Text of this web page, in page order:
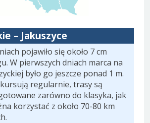
– Jakuszyce
pojawiło się około 7 cm
W pierwszych dniach marca na
było go jeszcze ponad 1 m.
regularnie, trasy są
zarówno do klasyka, jak
korzystać z około 70-80 km